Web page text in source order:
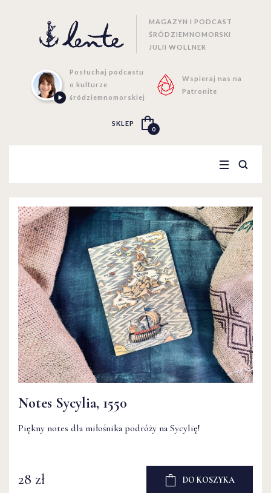
MAGAZYN I PODCAST
ŚRÓDZIEMNOMORSKI
JULII WOLLNER
Posłuchaj podcastu
o kulturze
śródziemnomorskiej
Wspieraj nas na
Patronite
SKLEP
0
Notes Sycylia, 1550
Piękny notes dla miłośnika podróży na Sycylię!
28 zł DO KOSZYKA